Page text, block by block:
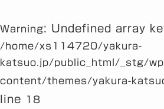
Warning: Undefined array
/home/xs114720/yakura-
katsuo.jp/public_html/_stg/
content/themes/yakura-
line
18